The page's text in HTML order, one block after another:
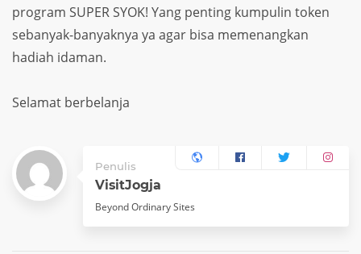
program SUPER SYOK! Yang penting kumpulin token
sebanyak-banyaknya ya agar bisa memenangkan
hadiah idaman.
Selamat berbelanja
Penulis
VisitJogja
Beyond Ordinary Sites